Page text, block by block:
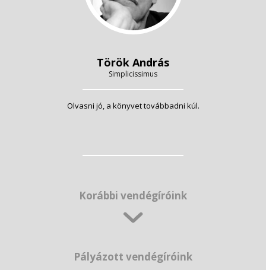
Török András
Simplicissimus
Olvasni jó, a könyvet továbbadni kúl.
Korábbi vendégíróink
Pályázott vendégíróink